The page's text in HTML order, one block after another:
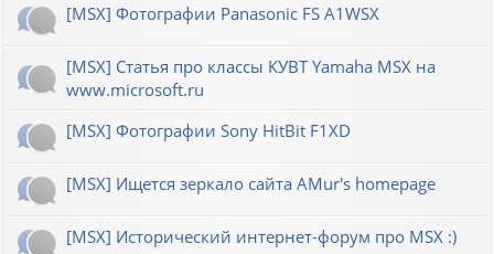
[MSX] Фотографии Panasonic FS A1WSX
[MSX] Статья про классы КУВТ Yamaha MSX на
www.microsoft.ru
[MSX] Фотографии Sony HitBit F1XD
[MSX] Ищется зеркало сайта AMur's homepage
[MSX] Исторический интернет-форум про MSX :)